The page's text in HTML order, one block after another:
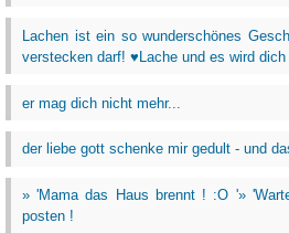
Lachen ist ein so wunderschönes
verstecken darf! ♥Lache und es wird dich
er mag dich nicht mehr...
der liebe gott schenke mir gedult - und
» 'Mama das Haus brennt ! :O '»
posten !